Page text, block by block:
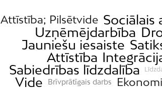
Attīstība; Pilsētvide Sociālais
Uzņēmējdarbība
Jauniešu iesaiste
Attīstība
Sabiedrības līdzdalība
Vide Brīvprātīgais darbs